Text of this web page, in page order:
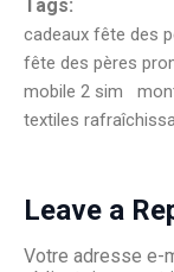
Tags:
cadeaux fête des
fête des pères
mobile 2 sim
textiles
Leave a
Votre adresse e-